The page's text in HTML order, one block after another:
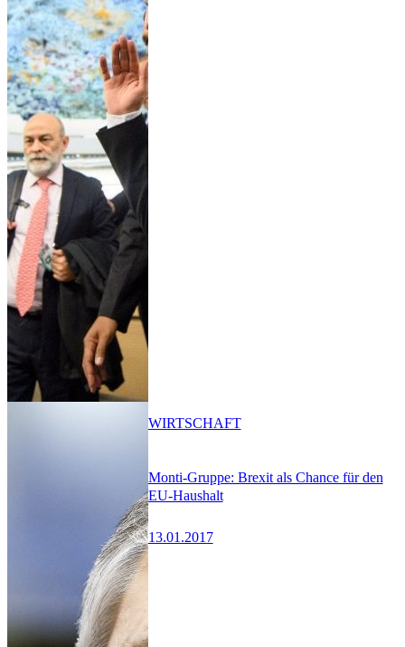
Monti-Gruppe: Brexit als Chance für den
EU-Haushalt
13.01.2017
WIRTSCHAFT